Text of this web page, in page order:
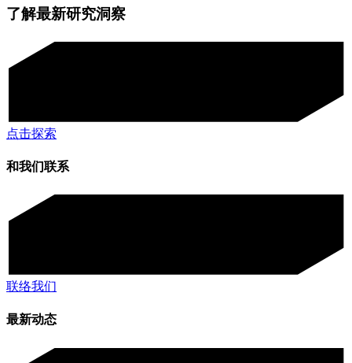
了解最新研究洞察
点击探索
和我们联系
联络我们
最新动态